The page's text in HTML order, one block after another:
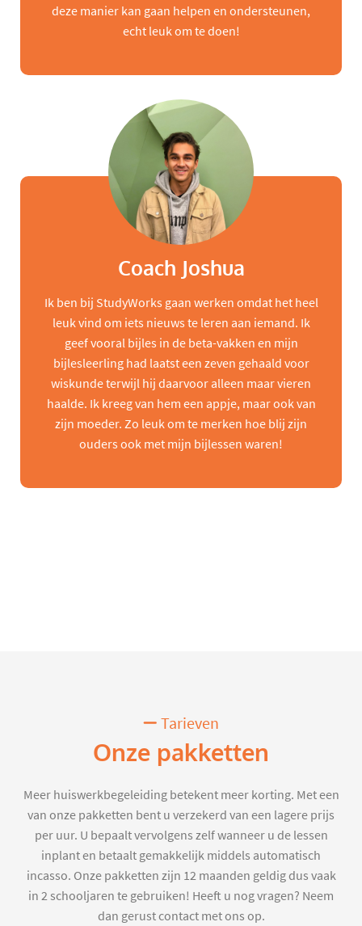
deze manier kan gaan helpen en ondersteunen,
echt leuk om te doen!
Coach Joshua
Ik ben bij StudyWorks gaan werken omdat het heel
leuk vind om iets nieuws te leren aan iemand. Ik
geef vooral bijles in de beta-vakken en mijn
bijlesleerling had laatst een zeven gehaald voor
wiskunde terwijl hij daarvoor alleen maar vieren
haalde. Ik kreeg van hem een appje, maar ook van
zijn moeder. Zo leuk om te merken hoe blij zijn
ouders ook met mijn bijlessen waren!
Tarieven
Onze pakketten
Meer huiswerkbegeleiding betekent meer korting. Met een
van onze pakketten bent u verzekerd van een lagere prijs
per uur. U bepaalt vervolgens zelf wanneer u de lessen
inplant en betaalt gemakkelijk middels automatisch
incasso. Onze pakketten zijn 12 maanden geldig dus vaak
in 2 schooljaren te gebruiken! Heeft u nog vragen? Neem
dan gerust contact met ons op.